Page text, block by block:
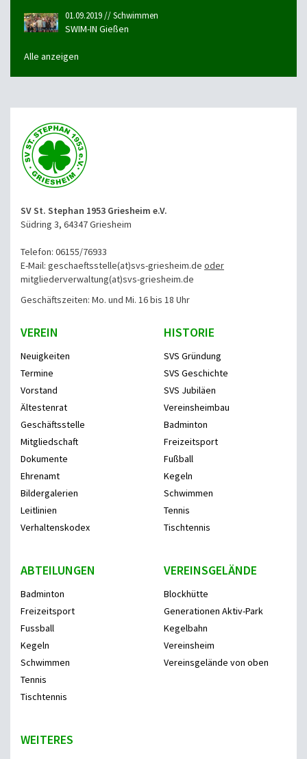
01.09.2019 // Schwimmen
SWIM-IN Gießen
Alle anzeigen
SV St. Stephan 1953 Griesheim e.V.
Südring 3, 64347 Griesheim
Telefon: 06155/76933
E-Mail: geschaeftsstelle(at)svs-griesheim.de oder
mitgliederverwaltung(at)svs-griesheim.de
Geschäftszeiten: Mo. und Mi. 16 bis 18 Uhr
VEREIN
Neuigkeiten
Termine
Vorstand
Ältestenrat
Geschäftsstelle
Mitgliedschaft
Dokumente
Ehrenamt
Bildergalerien
Leitlinien
Verhaltenskodex
HISTORIE
SVS Gründung
SVS Geschichte
SVS Jubiläen
Vereinsheimbau
Badminton
Freizeitsport
Fußball
Kegeln
Schwimmen
Tennis
Tischtennis
ABTEILUNGEN
Badminton
Freizeitsport
Fussball
Kegeln
Schwimmen
Tennis
Tischtennis
VEREINSGELÄNDE
Blockhütte
Generationen Aktiv-Park
Kegelbahn
Vereinsheim
Vereinsgelände von oben
WEITERES